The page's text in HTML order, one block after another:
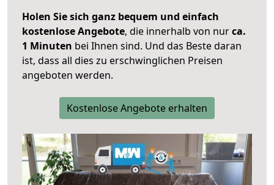
Holen Sie sich ganz bequem und einfach
kostenlose Angebote, die innerhalb von nurca.
1 Minuten bei Ihnen sind. Und das Beste daran
ist, dass all dies zu erschwinglichen Preisen
angeboten werden.
Kostenlose Angebote erhalten